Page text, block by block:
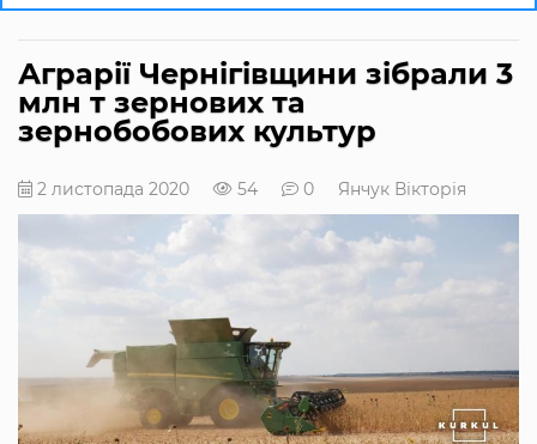
Аграрії Чернігівщини зібрали 3
млн т зернових та
зернобобових культур
2 листопада 2020 54 0 Янчук Вікторія